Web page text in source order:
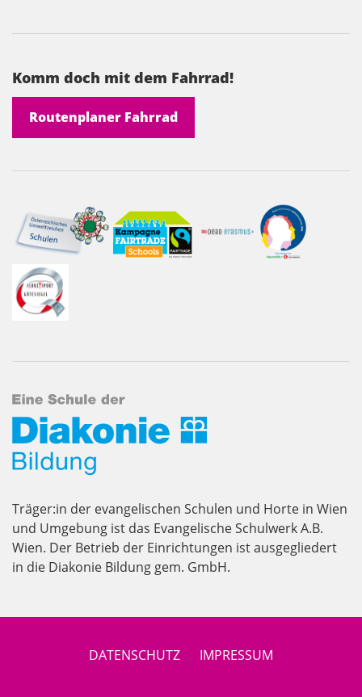
Komm doch mit dem Fahrrad!
Routenplaner Fahrrad
Träger:in der evangelischen Schulen und Horte in Wien
und Umgebung ist das Evangelische Schulwerk A.B.
Wien. Der Betrieb der Einrichtungen ist ausgegliedert
in die Diakonie Bildung gem. GmbH.
DATENSCHUTZ IMPRESSUM